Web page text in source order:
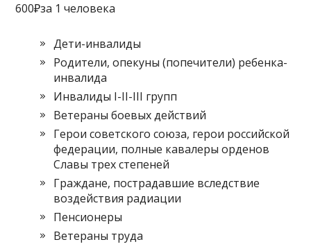
600₽за 1 человека
Дети-инвалиды
Родители, опекуны (попечители) ребенка-
инвалида
Инвалиды I-II-III групп
Ветераны боевых действий
Герои советского союза, герои российской
федерации, полные кавалеры орденов
Славы трех степеней
Граждане, пострадавшие вследствие
воздействия радиации
Пенсионеры
Ветераны труда